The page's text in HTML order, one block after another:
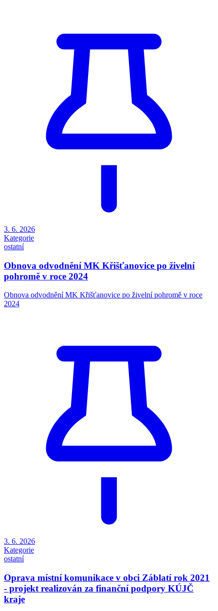
3. 6. 2026
Kategorie
ostatní
Obnova odvodnění MK Křišťanovice po živelní
pohromě v roce 2024
Obnova odvodnění MK Křišťanovice po živelní pohromě v roce
2024
3. 6. 2026
Kategorie
ostatní
Oprava místní komunikace v obci Záblatí rok 2021
- projekt realizován za finanční podpory KÚJČ
kraje